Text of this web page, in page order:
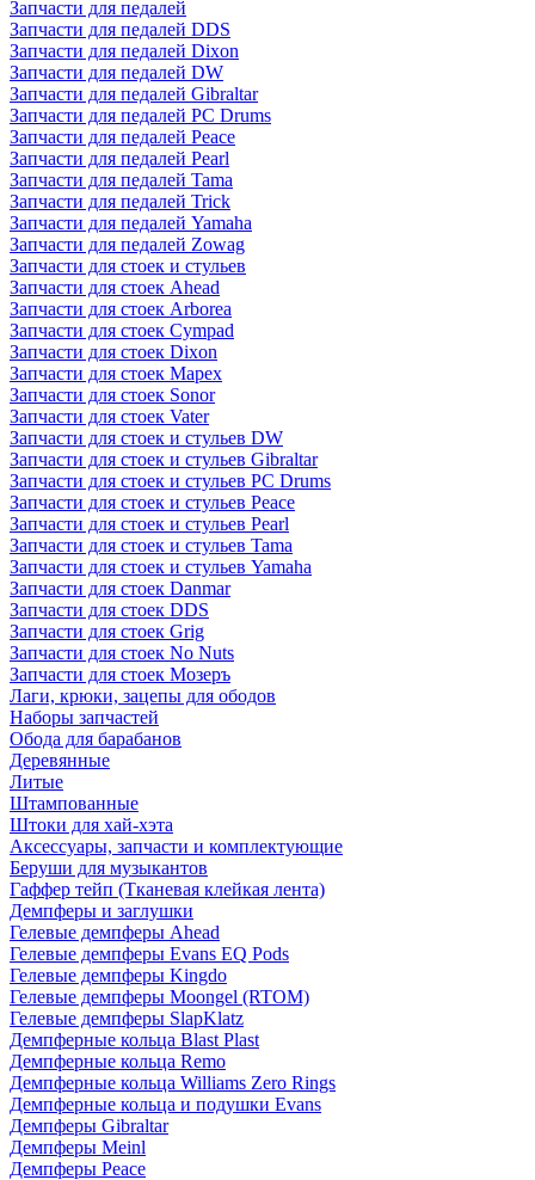
Запчасти для педалей
Запчасти для педалей DDS
Запчасти для педалей Dixon
Запчасти для педалей DW
Запчасти для педалей Gibraltar
Запчасти для педалей PC Drums
Запчасти для педалей Peace
Запчасти для педалей Pearl
Запчасти для педалей Tama
Запчасти для педалей Trick
Запчасти для педалей Yamaha
Запчасти для педалей Zowag
Запчасти для стоек и стульев
Запчасти для стоек Ahead
Запчасти для стоек Arborea
Запчасти для стоек Cympad
Запчасти для стоек Dixon
Запчасти для стоек Mapex
Запчасти для стоек Sonor
Запчасти для стоек Vater
Запчасти для стоек и стульев DW
Запчасти для стоек и стульев Gibraltar
Запчасти для стоек и стульев PC Drums
Запчасти для стоек и стульев Peace
Запчасти для стоек и стульев Pearl
Запчасти для стоек и стульев Tama
Запчасти для стоек и стульев Yamaha
Запчасти для стоек Danmar
Запчасти для стоек DDS
Запчасти для стоек Grig
Запчасти для стоек No Nuts
Запчасти для стоек Мозеръ
Лаги, крюки, зацепы для ободов
Наборы запчастей
Обода для барабанов
Деревянные
Литые
Штампованные
Штоки для хай-хэта
Аксессуары, запчасти и комплектующие
Беруши для музыкантов
Гаффер тейп (Тканевая клейкая лента)
Демпферы и заглушки
Гелевые демпферы Ahead
Гелевые демпферы Evans EQ Pods
Гелевые демпферы Kingdo
Гелевые демпферы Moongel (RTOM)
Гелевые демпферы SlapKlatz
Демпферные кольца Blast Plast
Демпферные кольца Remo
Демпферные кольца Williams Zero Rings
Демпферные кольца и подушки Evans
Демпферы Gibraltar
Демпферы Meinl
Демпферы Peace